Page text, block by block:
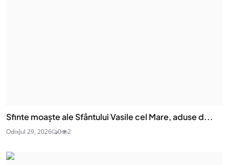
Sfinte moaşte ale Sfântului Vasile cel Mare, aduse d...
OdixJul 29, 2026 0 2